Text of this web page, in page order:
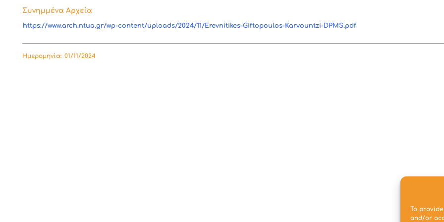
To
and/or
Συνημμένα Αρχεία
https://www.arch.ntua.gr/wp-content/uploads/2024/11/Erevnitikes-Giftopoulos-Karvountzi-DPMS.pdf
Ημερομηνία: 01/11/2024